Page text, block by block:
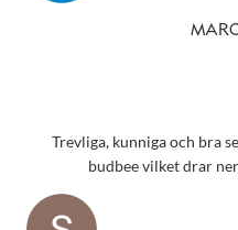
Trevliga, kunniga och bra
budbee vilket drar